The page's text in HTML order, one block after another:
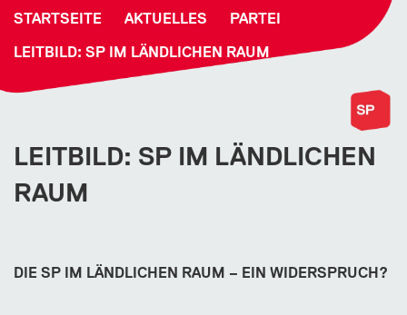
STARTSEITE AKTUELLES PARTEI
LEITBILD: SP IM LÄNDLICHEN RAUM
LEITBILD: SP IM LÄNDLICHEN
RAUM
DIE SP IM LÄNDLICHEN RAUM – EIN WIDERSPRUCH?